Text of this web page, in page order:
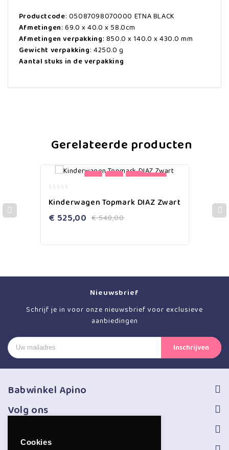
Productcode: 05087098070000 ETNA BLACK
Afmetingen: 69.0 x 40.0 x 58.0cm
Afmetingen verpakking: 850.0 x 140.0 x 430.0 mm
Gewicht verpakking: 4250.0 g
Aantal stuks in de verpakking
Gerelateerde producten
-4%
out
5
Kinderwagen Topmark DIAZ Zwart
€548,00
€ 525,00
Nieuwsbrief
Schrijf je in voor onze nieuwsbrief voor exclusieve
aanbiedingen
Babwinkel Apino
Volg ons
Cookies